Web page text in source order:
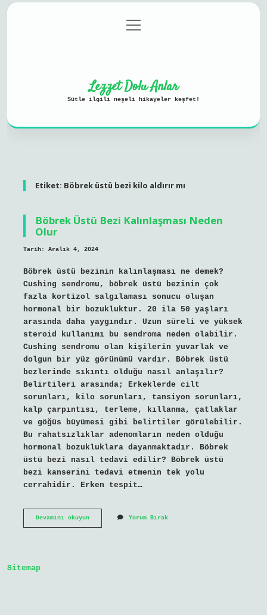
Gizlilik Politikası
menüyü
aç
Lezzet Dolu Anlar
Sütle ilgili neşeli hikayeler keşfet!
Etiket: Böbrek üstü bezi kilo aldırır mı
Böbrek Üstü Bezi Kalınlaşması Neden
Olur
Tarih: Aralık 4, 2024
Böbrek üstü bezinin kalınlaşması ne demek?
Cushing sendromu, böbrek üstü bezinin çok
fazla kortizol salgılaması sonucu oluşan
hormonal bir bozukluktur. 20 ila 50 yaşları
arasında daha yaygındır. Uzun süreli ve yüksek
steroid kullanımı bu sendroma neden olabilir.
Cushing sendromu olan kişilerin yuvarlak ve
dolgun bir yüz görünümü vardır. Böbrek üstü
bezlerinde sıkıntı olduğu nasıl anlaşılır?
Belirtileri arasında; Erkeklerde cilt
sorunları, kilo sorunları, tansiyon sorunları,
kalp çarpıntısı, terleme, kıllanma, çatlaklar
ve göğüs büyümesi gibi belirtiler görülebilir.
Bu rahatsızlıklar adenomların neden olduğu
hormonal bozukluklara dayanmaktadır. Böbrek
üstü bezi nasıl tedavi edilir? Böbrek üstü
bezi kanserini tedavi etmenin tek yolu
cerrahidir. Erken tespit…
Devamını okuyunBöbrek
Yorum Bırak
Sitemap